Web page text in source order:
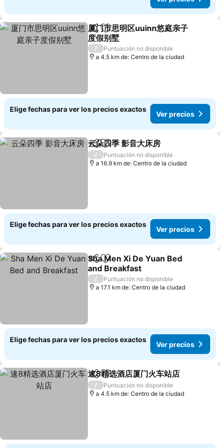
CompartirAgregar a favoritos
厦门市思明区uuinn悠庭亲子
度假别墅
Ver precios
/
Puntuación no disponible
a 4.5 km de: Centro de la ciudad
Elige fechas para ver los precios exactos
Ver precios
CompartirAgregar a favoritos
云朵四季 影音大床房
/
Puntuación no disponible
a 16.9 km de: Centro de la ciudad
Elige fechas para ver los precios exactos
Ver precios
CompartirAgregar a favoritos
Sha Men Xi De Yuan Bed
and Breakfast
Ver precios
/
Puntuación no disponible
a 17.1 km de: Centro de la ciudad
Elige fechas para ver los precios exactos
Ver precios
CompartirAgregar a favoritos
速8精选酒店厦门火车站店
/
Puntuación no disponible
a 4.5 km de: Centro de la ciudad